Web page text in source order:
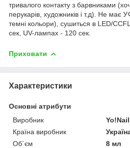
тривалого контакту з барвниками
перукарів, художників і т.д). Не має
темні кольори), сушиться в LED/
сек, UV-лампах - 120 сек.
Приховати
Характеристики
Основні атрибути
Виробник
Країна виробник
Об`єм
8 мл